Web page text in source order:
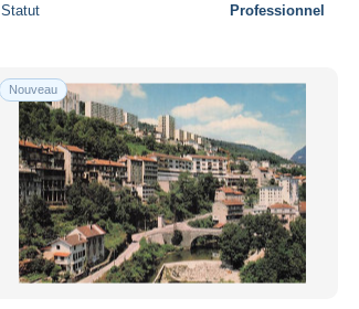
Statut Professionnel
Nouveau